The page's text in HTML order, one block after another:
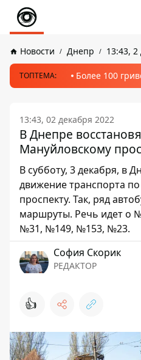
Новости Днепр 13:43,
ТОПТЕМА: Более 100
13:43, 02 декабря 2022
В Днепре
Мануйловскому
В субботу, 3 декабря, в
движение транспорта
проспекту. Так, ряд
маршруты. Речь идет о
№31, №149, №153, №23.
София Скорик
РЕДАКТОР
👍